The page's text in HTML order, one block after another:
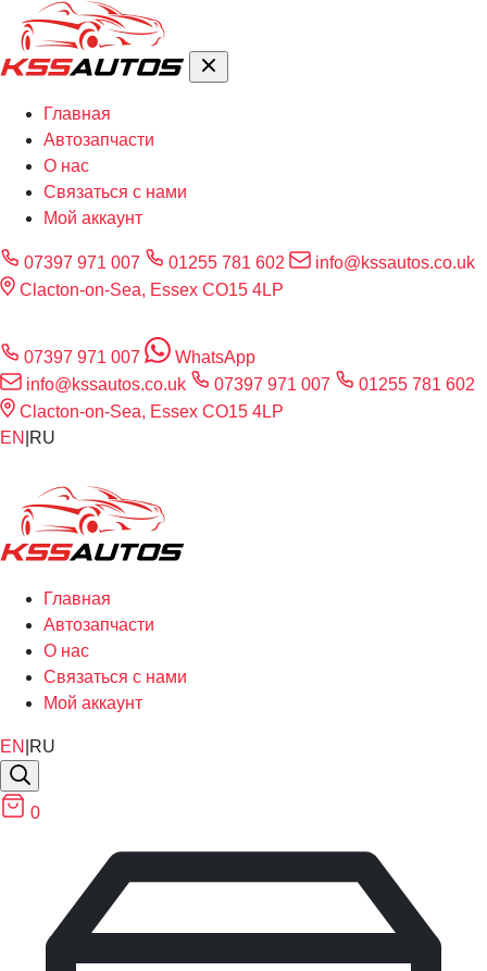
Главная
Автозапчасти
О нас
Связаться с нами
Мой аккаунт
07397 971 007 01255 781 602
info@kssautos.co.uk
Clacton-on-Sea, Essex CO15 4LP
07397 971 007
WhatsApp
info@kssautos.co.uk
07397 971 007
01255 781 602
Clacton-on-Sea, Essex CO15 4LP
EN RU
Главная
Автозапчасти
О нас
Связаться с нами
Мой аккаунт
EN RU
0